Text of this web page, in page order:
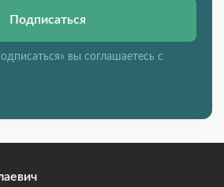
Подписаться
вы соглашаетесь с